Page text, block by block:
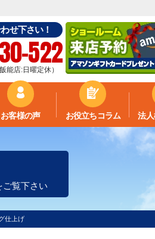
せ下さい！
522
能店:日曜定休）
お客様の声 お役立ちコラム 法
覧下さい
仕上げ